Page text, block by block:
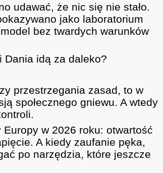
udawać, że nic się nie stało.
jako laboratorium
bez twardych warunków
Dania idą za daleko?
przestrzegania zasad, to w
społecznego gniewu. A wtedy
Europy w 2026 roku: otwartość
A kiedy zaufanie pęka,
po narzędzia, które jeszcze